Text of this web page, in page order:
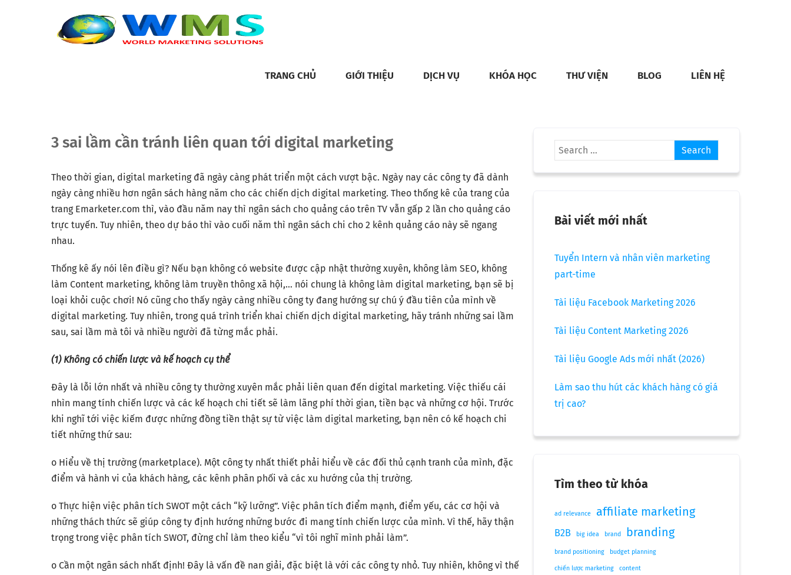
TRANG CHỦ GIỚI THIỆU DỊCH VỤ KHÓA HỌC THƯ VIỆN BLOG LIÊN HỆ
3 sai lầm cần tránh liên quan tới digital marketing
Theo thời gian, digital marketing đã ngày càng phát triển một cách vượt bậc. Ngày nay các công ty đã dành
ngày càng nhiều hơn ngân sách hàng năm cho các chiến dịch digital marketing. Theo thống kê của trang của
trang Emarketer.com thì, vào đầu năm nay thì ngân sách cho quảng cáo trên TV vẫn gấp 2 lần cho quảng cáo
trực tuyến. Tuy nhiên, theo dự báo thì vào cuối năm thì ngân sách chi cho 2 kênh quảng cáo này sẽ ngang
nhau.
Thống kê ấy nói lên điều gì? Nếu bạn không có website được cập nhật thường xuyên, không làm SEO, không
làm Content marketing, không làm truyền thông xã hội,… nói chung là không làm digital marketing, bạn sẽ bị
loại khỏi cuộc chơi! Nó cũng cho thấy ngày càng nhiều công ty đang hướng sự chú ý đầu tiên của mình về
digital marketing. Tuy nhiên, trong quá trình triển khai chiến dịch digital marketing, hãy tránh những sai lầm
sau, sai lầm mà tôi và nhiều người đã từng mắc phải.
(1) Không có chiến lược và kế hoạch cụ thể
Đây là lỗi lớn nhất và nhiều công ty thường xuyên mắc phải liên quan đến digital marketing. Việc thiếu cái
nhìn mang tính chiến lược và các kế hoạch chi tiết sẽ làm lãng phí thời gian, tiền bạc và những cơ hội. Trước
khi nghĩ tới việc kiếm được những đồng tiền thật sự từ việc làm digital marketing, bạn nên có kế hoạch chi
tiết những thứ sau:
o Hiểu về thị trường (marketplace). Một công ty nhất thiết phải hiểu về các đối thủ cạnh tranh của mình, đặc
điểm và hành vi của khách hàng, các kênh phân phối và các xu hướng của thị trường.
o Thực hiện việc phân tích SWOT một cách “kỹ lưỡng”. Việc phân tích điểm mạnh, điểm yếu, các cơ hội và
những thách thức sẽ giúp công ty định hướng những bước đi mang tính chiến lược của mình. Vì thế, hãy thận
trọng trong việc phân tích SWOT, đừng chỉ làm theo kiểu “vì tôi nghĩ mình phải làm”.
o Cần một ngân sách nhất định! Đây là vấn đề nan giải, đặc biệt là với các công ty nhỏ. Tuy nhiên, không vì thế
Bài viết mới nhất
Tuyển Intern và nhân viên marketing
part-time
Tài liệu Facebook Marketing 2026
Tài liệu Content Marketing 2026
Tài liệu Google Ads mới nhất (2026)
Làm sao thu hút các khách hàng có giá
trị cao?
Tìm theo từ khóa
ad relevance affiliate marketing
B2B big idea brand branding
brand positioning budget planning
chiến lược marketing content